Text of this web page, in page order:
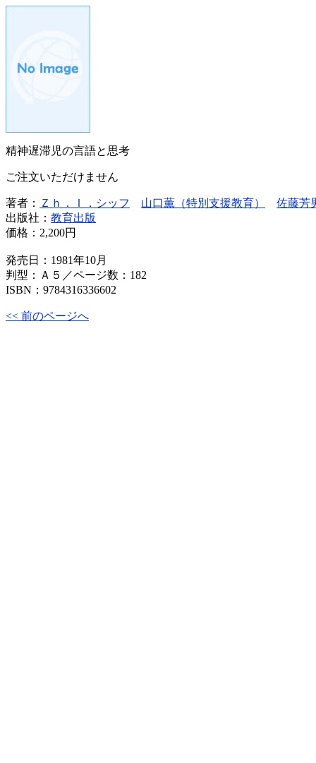
精神遅滞児の言語と思考
ご注文いただけません
著者： Ｚｈ．Ｉ．シッフ 山口薫（特別支援教育）
佐藤芳
出版社： 教育出版
価格： 2,200円
発売日：1981年10月
判型：Ａ５／ページ数：182
ISBN：9784316336602
<< 前のページへ